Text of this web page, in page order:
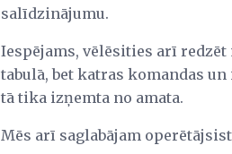
salīdzinājumu.
Iespējams, vēlēsities arī
tabulā, bet katras komandas
tā tika izņemta no amata.
Mēs arī saglabājam